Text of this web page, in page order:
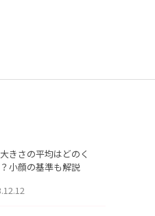
きさの平均はどのく
小顔の基準も解説